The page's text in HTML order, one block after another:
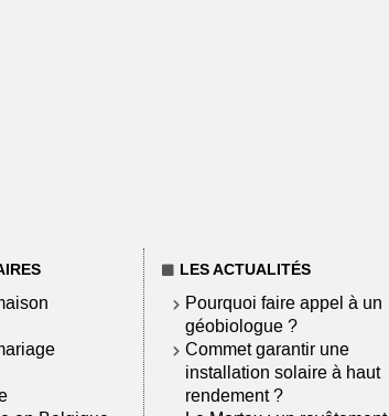
LES ACTUALITÉS
Pourquoi faire appel à un
géobiologue ?
Commet garantir une
installation solaire à haut
rendement ?